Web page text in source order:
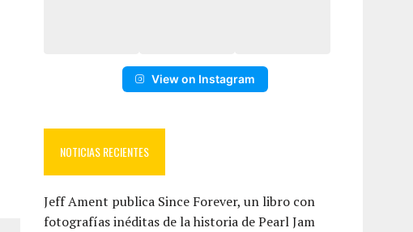
View on Instagram
NOTICIAS RECIENTES
Jeff Ament publica Since Forever, un libro con
fotografías inéditas de la historia de Pearl Jam